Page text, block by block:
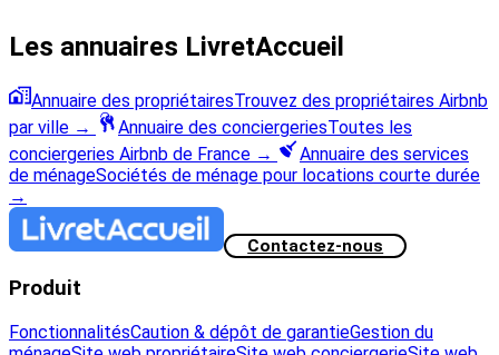
Les annuaires LivretAccueil
Annuaire des propriétairesTrouvez des propriétaires Airbnb
par ville → Annuaire des conciergeriesToutes les
conciergeries Airbnb de France →
Annuaire des services
de ménageSociétés de ménage pour locations courte durée
→
Contactez-nous
Produit
FonctionnalitésCaution & dépôt de garantieGestion du